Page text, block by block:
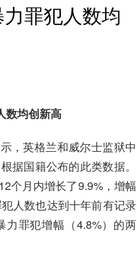
罪犯人数均
数均创新高
，英格兰和威尔士监狱中
据国籍公布的此类数据。
个月内增长了9.9%，增幅
人数也达到十年前有记录
力罪犯增幅（4.8%）的两